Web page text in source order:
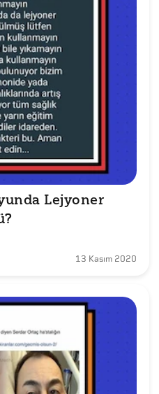
Lejyoner
13 Kasım 2020